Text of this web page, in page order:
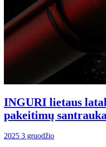
INGURI lietaus
pakeitimų
2025 3 gruodžio